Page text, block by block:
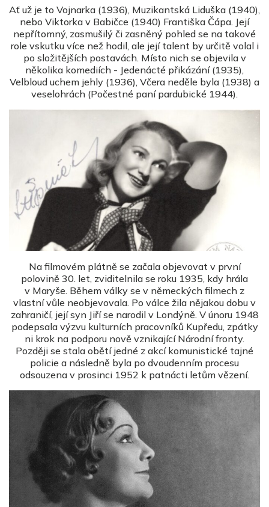
Ať už je to Vojnarka (1936), Muzikantská Liduška (1940),
nebo Viktorka v Babičce (1940) Františka Čápa. Její
nepřítomný, zasmušilý či zasněný pohled se na takové
role vskutku více než hodil, ale její talent by určitě volal i
po složitějších postavách. Místo nich se objevila v
několika komediích - Jedenácté přikázání (1935),
Velbloud uchem jehly (1936), Včera neděle byla (1938) a
veselohrách (Počestné paní pardubické 1944).
Na filmovém plátně se začala objevovat v první
polovině 30. let, zviditelnila se roku 1935, kdy hrála
v Maryše. Během války se v německých filmech z
vlastní vůle neobjevovala. Po válce žila nějakou dobu v
zahraničí, její syn Jiří se narodil v Londýně. V únoru 1948
podepsala výzvu kulturních pracovníků Kupředu, zpátky
ni krok na podporu nově vznikající Národní fronty.
Později se stala obětí jedné z akcí komunistické tajné
policie a následně byla po dvoudenním procesu
odsouzena v prosinci 1952 k patnácti letům vězení.